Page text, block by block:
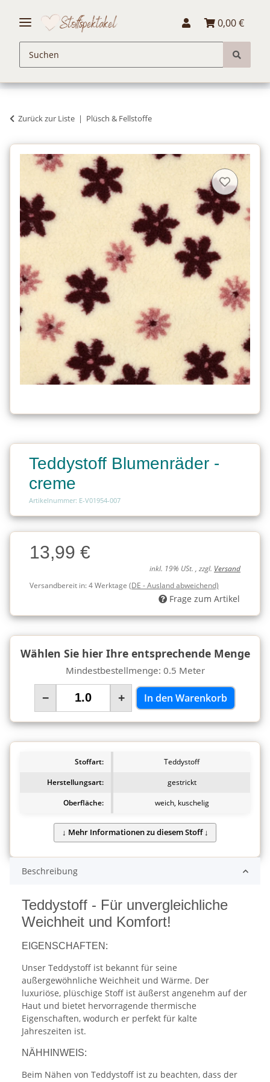
0,00 €
Zurück zur Liste Plüsch & Fellstoffe
Teddystoff Blumenräder -
creme
Artikelnummer: E-V01954-007
Charge
Charge13,99 €
inkl. 19% USt. , zzgl. Versand
Versandbereit in:4 Werktage (DE - Ausland abweichend)
Frage zum Artikel
Wählen Sie hier Ihre entsprechende Menge
Mindestbestellmenge: 0.5 Meter
− + In den Warenkorb
Stoffart:
Teddystoff
Herstellungsart:
gestrickt
Oberfläche:
weich, kuschelig
Beschreibung
Teddystoff - Für unvergleichliche
Weichheit und Komfort!
EIGENSCHAFTEN:
Unser Teddystoff ist bekannt für seine
außergewöhnliche Weichheit und Wärme. Der
luxuriöse, plüschige Stoff ist äußerst angenehm auf der
Haut und bietet hervorragende thermische
Eigenschaften, wodurch er perfekt für kalte
Jahreszeiten ist.
NÄHHINWEIS:
Beim Nähen von Teddystoff ist zu beachten, dass der